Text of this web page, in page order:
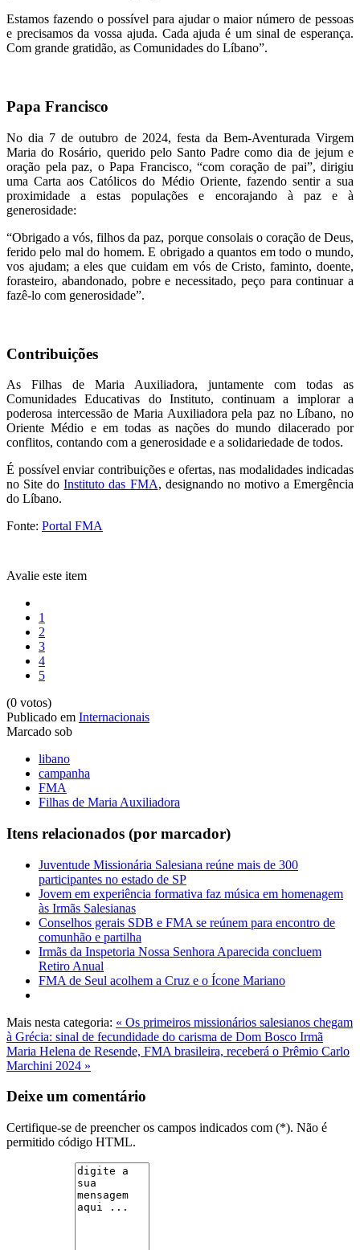
Estamos fazendo o possível para ajudar o maior número de pessoas
e precisamos da vossa ajuda. Cada ajuda é um sinal de esperança.
Com grande gratidão, as Comunidades do Líbano”.
Papa Francisco
No dia 7 de outubro de 2024, festa da Bem-Aventurada Virgem
Maria do Rosário, querido pelo Santo Padre como dia de jejum e
oração pela paz, o Papa Francisco, “com coração de pai”, dirigiu
uma Carta aos Católicos do Médio Oriente, fazendo sentir a sua
proximidade a estas populações e encorajando à paz e à
generosidade:
“Obrigado a vós, filhos da paz, porque consolais o coração de Deus,
ferido pelo mal do homem. E obrigado a quantos em todo o mundo,
vos ajudam; a eles que cuidam em vós de Cristo, faminto, doente,
forasteiro, abandonado, pobre e necessitado, peço para continuar a
fazê-lo com generosidade”.
Contribuições
As Filhas de Maria Auxiliadora, juntamente com todas as
Comunidades Educativas do Instituto, continuam a implorar a
poderosa intercessão de Maria Auxiliadora pela paz no Líbano, no
Oriente Médio e em todas as nações do mundo dilacerado por
conflitos, contando com a generosidade e a solidariedade de todos.
É possível enviar contribuições e ofertas, nas modalidades indicadas
no Site doInstituto das FMA, designando no motivo a Emergência
do Líbano.
Fonte: Portal FMA
Avalie este item
1
2
3
4
5
(0 votos)
Publicado em Internacionais
Marcado sob
libano
campanha
FMA
Filhas de Maria Auxiliadora
Itens relacionados (por marcador)
Juventude Missionária Salesiana reúne mais de 300
participantes no estado de SP
Jovem em experiência formativa faz música em homenagem
às Irmãs Salesianas
Conselhos gerais SDB e FMA se reúnem para encontro de
comunhão e partilha
Irmãs da Inspetoria Nossa Senhora Aparecida concluem
Retiro Anual
FMA de Seul acolhem a Cruz e o Ícone Mariano
Mais nesta categoria: « Os primeiros missionários salesianos chegam
à Grécia: sinal de fecundidade do carisma de Dom Bosco Irmã
Maria Helena de Resende, FMA brasileira, receberá o Prêmio Carlo
Marchini 2024 »
Deixe um comentário
Certifique-se de preencher os campos indicados com (*). Não é
permitido código HTML.